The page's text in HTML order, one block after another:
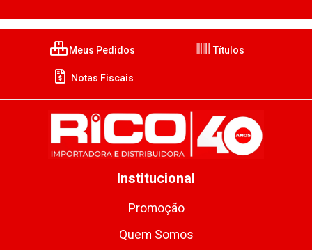
Meus Pedidos Títulos
Notas Fiscais
Institucional
Promoção
Quem Somos